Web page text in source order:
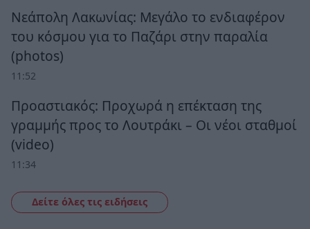
Νεάπολη Λακωνίας: Μεγάλο το ενδιαφέρον
του κόσμου για το Παζάρι στην παραλία
(photos)
11:52
Προαστιακός: Προχωρά η επέκταση της
γραμμής προς το Λουτράκι – Οι νέοι σταθμοί
(video)
11:34
Δείτε όλες τις ειδήσεις